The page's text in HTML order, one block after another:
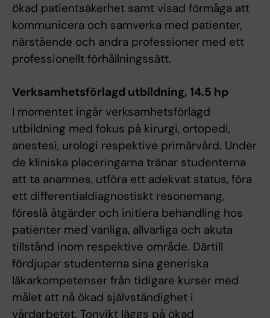
ökad patientsäkerhet samt visad förmåga att
kommunicera och samverka med patienter,
närstående och andra professioner med ett
professionellt förhållningssätt.
Verksamhetsförlagd utbildning, 14.5 hp
I momentet ingår verksamhetsförlagd
utbildning med fokus på kirurgi, ortopedi,
anestesi, urologi respektive primärvård. Under
de kliniska placeringarna tränar studenterna
att ta anamnes, utföra ett adekvat status, föra
ett differentialdiagnostiskt resonemang,
föreslå åtgärder och initiera behandling hos
patienter med vanliga, allvarliga och akuta
tillstånd inom respektive område. Därtill
fördjupar studenterna sina generiska
läkarkompetenser från tidigare kurser med
målet att nå ökad självständighet i
vårdarbetet. Tonvikt läggs på ökad